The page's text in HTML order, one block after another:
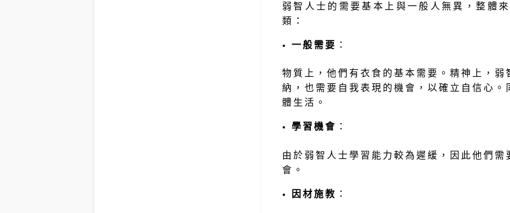
弱智人士的需要基本上與一般人無異，整體
類：
一般需要 ：
物質上，他們有衣食的基本需要。精神上，弱
納，也需要自我表現的機會，以確立自信心。
體生活。
學習機會 ：
由於弱智人士學習能力較為遲緩，因此他們需
會。
因材施教 ：